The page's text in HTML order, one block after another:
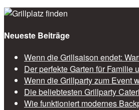
Neueste Beiträge
Wenn die Grillsaison endet:
Der perfekte Garten für Familie
Wenn die Grillparty zum Event
Die beliebtesten Grillparty
Wie funktioniert modernes